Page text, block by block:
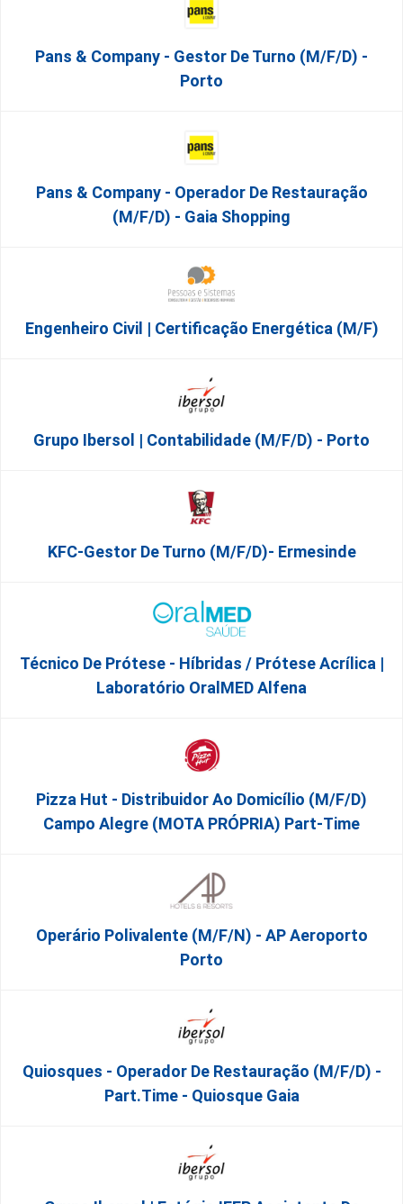
Pans & Company - Gestor De Turno (m/f/d) -
Porto
Pans & Company - Operador De Restauração
(m/f/d) - Gaia Shopping
Engenheiro Civil | Certificação Energética (m/f)
Grupo Ibersol | Contabilidade (m/f/d) - Porto
KFC-Gestor De Turno (m/f/d)- Ermesinde
Técnico De Prótese - Híbridas / Prótese Acrílica |
Laboratório OralMED Alfena
Pizza Hut - Distribuidor Ao Domicílio (m/f/d)
Campo Alegre (MOTA PRÓPRIA) Part-Time
Operário Polivalente (m/f/n) - AP Aeroporto
Porto
Quiosques - Operador De Restauração (m/f/d) -
Part.time - Quiosque Gaia